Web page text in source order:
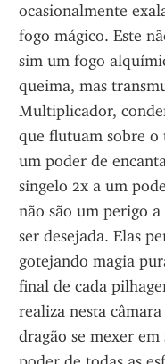
ocasionalmente
fogo mágico. Este
sim um fogo
queima, mas
Multiplicador,
que flutuam sobre o
um poder de
singelo 2x a um
não são um perigo
ser desejada. Elas
gotejando magia
final de cada
realiza nesta
dragão se mexer em